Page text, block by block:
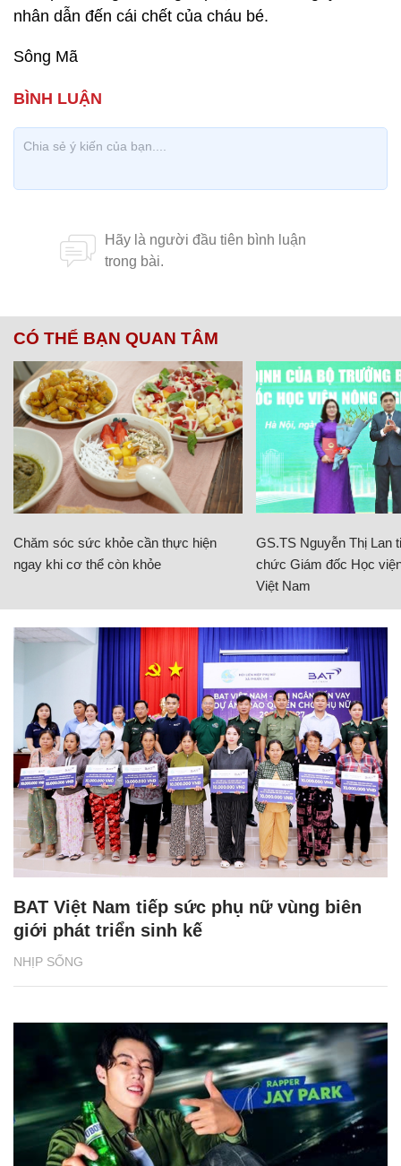
nhân dẫn đến cái chết của cháu bé.
Sông Mã
CÓ THỂ BẠN QUAN TÂM
Chăm sóc sức khỏe cần thực hiện
ngay khi cơ thể còn khỏe
GS.TS Nguyễn Thị Lan
chức Giám đốc Học
Việt Nam
NHỊP SỐNG
BAT Việt Nam tiếp sức phụ nữ vùng biên
giới phát triển sinh kế